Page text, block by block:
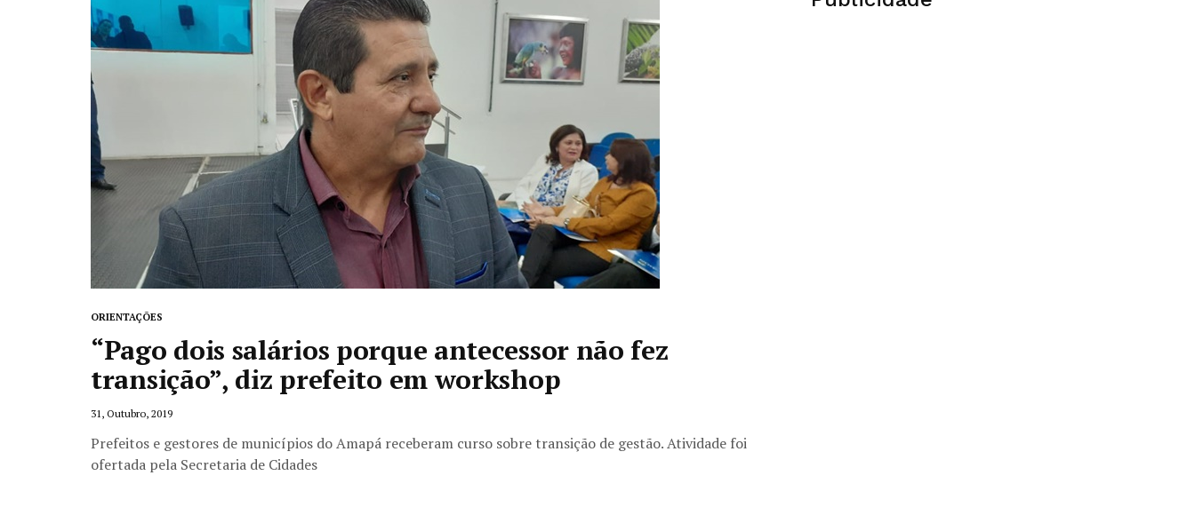
ORIENTAÇÕES
“Pago dois salários porque antecessor não fez
transição”, diz prefeito em workshop
31, Outubro, 2019
Prefeitos e gestores de municípios do Amapá receberam curso sobre transição de gestão. Atividade foi
ofertada pela Secretaria de Cidades